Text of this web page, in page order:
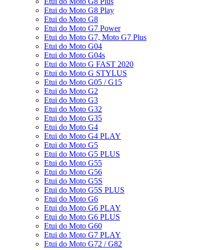
Etui do Moto G8 Play
Etui do Moto G8
Etui do Moto G7 Power
Etui do Moto G7, Moto G7 Plus
Etui do Moto G04
Etui do Moto G04s
Etui do Moto G FAST 2020
Etui do Moto G STYLUS
Etui do Moto G05 / G15
Etui do Moto G2
Etui do Moto G3
Etui do Moto G32
Etui do Moto G35
Etui do Moto G4
Etui do Moto G4 PLAY
Etui do Moto G5
Etui do Moto G5 PLUS
Etui do Moto G55
Etui do Moto G56
Etui do Moto G5S
Etui do Moto G5S PLUS
Etui do Moto G6
Etui do Moto G6 PLAY
Etui do Moto G6 PLUS
Etui do Moto G60
Etui do Moto G7 PLAY
Etui do Moto G72 / G82